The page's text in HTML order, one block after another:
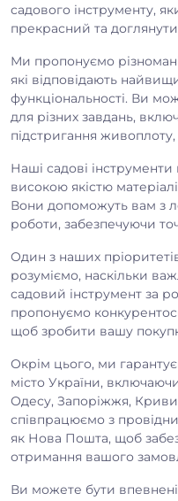
садового інструменту,
прекрасний та
Ми пропонуємо
які відповідають
функціональності. Ви
для різних завдань,
підстригання
Наші садові інструменти
високою якістю
Вони допоможуть вам з
роботи, забезпечуючи
Один з наших
розуміємо, наскільки
садовий інструмент за
пропонуємо
щоб зробити вашу
Окрім цього, ми
місто України,
Одесу, Запоріжжя,
співпрацюємо з
як Нова Пошта, щоб
отримання вашого
Ви можете бути